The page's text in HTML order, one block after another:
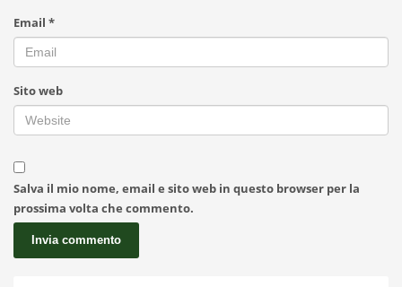
Email *
Sito web
Salva il mio nome, email e sito web in questo browser per la
prossima volta che commento.